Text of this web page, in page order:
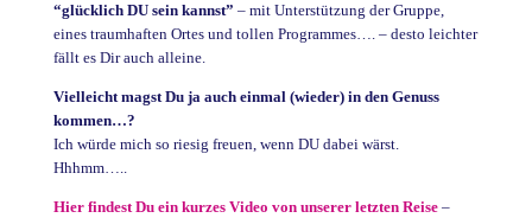
“glücklich DU sein kannst” – mit Unterstützung der Gruppe,
eines traumhaften Ortes und tollen Programmes…. – desto leichter
fällt es Dir auch alleine.
Vielleicht magst Du ja auch einmal (wieder) in den Genuss
kommen…?
Ich würde mich so riesig freuen, wenn DU dabei wärst.
Hhhmm…..
Hier findest Du ein kurzes Video von unserer letzten Reise–